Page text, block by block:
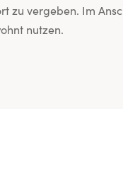
zu vergeben. Im
nutzen.